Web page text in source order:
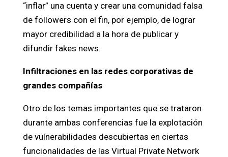
“inflar” una cuenta y crear una comunidad falsa
de followers con el fin, por ejemplo, de lograr
mayor credibilidad a la hora de publicar y
difundir fakes news.
Infiltraciones en las redes corporativas de
grandes compañías
Otro de los temas importantes que se trataron
durante ambas conferencias fue la explotación
de vulnerabilidades descubiertas en ciertas
funcionalidades de las Virtual Private Network